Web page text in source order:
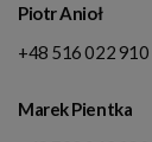
Piotr Anioł
+48 516 022 910
Marek Pientka